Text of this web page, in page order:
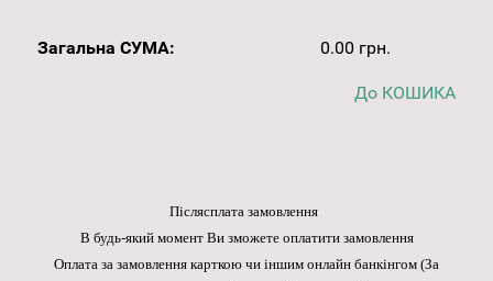
Загальна СУМА: 0.00 грн.
До КОШИКА
Післясплата замовлення
В будь-який момент Ви зможете оплатити замовлення
Оплата за замовлення карткою чи іншим онлайн банкінгом (За